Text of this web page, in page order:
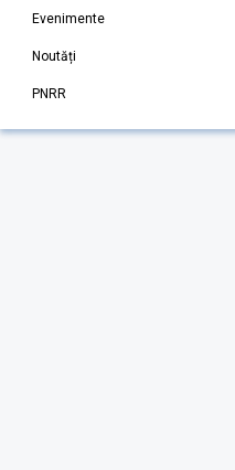
Evenimente
Noutăți
PNRR